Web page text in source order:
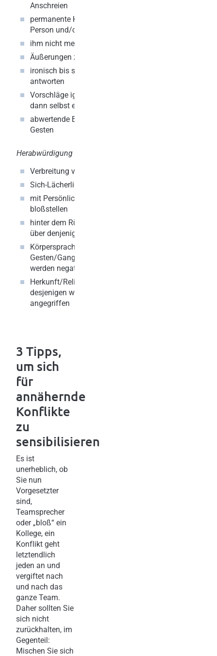
Anschreien
permanente Kritik – an
Person und/oder Arbeit
ihm nicht mehr zuhören
Äußerungen zerpflücken
ironisch bis sarkastisch
antworten
Vorschläge ignorieren und
dann selbst einbringen
abwertende Blicke und
Gesten
Herabwürdigung der Person
Verbreitung von Gerüchten
Sich-Lächerlich-Machen
mit Persönlichem
bloßstellen
hinter dem Rücken schlecht
über denjenigen reden
Körpersprache wie
Gesten/Gang desjenigen
werden negativ imitiert
Herkunft/Religion/Aussehen
desjenigen werden
angegriffen
3 Tipps,
um sich
für
annähernde
Konflikte
zu
sensibilisieren
Es ist
unerheblich, ob
Sie nun
Vorgesetzter
sind,
Teamsprecher
oder „bloß“ ein
Kollege, ein
Konflikt geht
letztendlich
jeden an und
vergiftet nach
und nach das
ganze Team.
Daher sollten Sie
sich nicht
zurückhalten, im
Gegenteil:
Mischen Sie sich